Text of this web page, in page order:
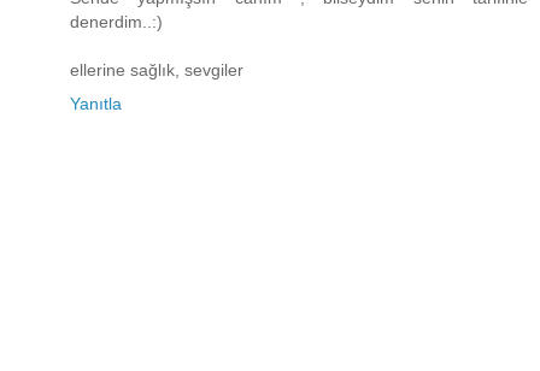
denerdim..:)
ellerine sağlık, sevgiler
Yanıtla